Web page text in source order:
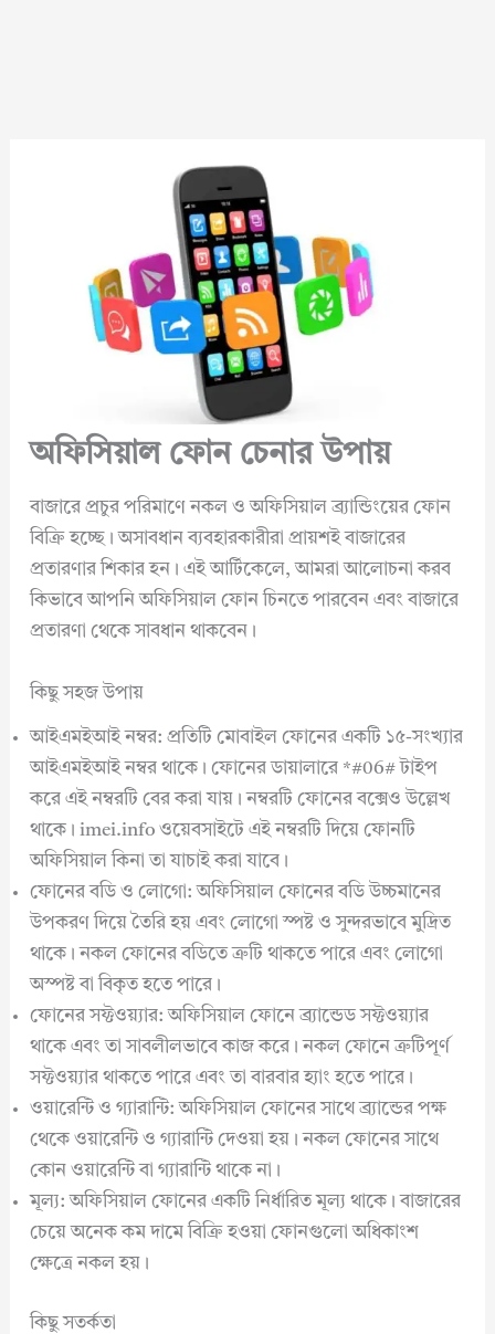
অফিসিয়াল ফোন চেনার উপায়
বাজারে প্রচুর পরিমাণে নকল ও অফিসিয়াল ব্র্যান্ডিংয়ের ফোন
বিক্রি হচ্ছে। অসাবধান ব্যবহারকারীরা প্রায়শই বাজারের
প্রতারণার শিকার হন। এই আর্টিকেলে, আমরা আলোচনা করব
কিভাবে আপনি অফিসিয়াল ফোন চিনতে পারবেন এবং বাজারে
প্রতারণা থেকে সাবধান থাকবেন।
কিছু সহজ উপায়
আইএমইআই নম্বর: প্রতিটি মোবাইল ফোনের একটি ১৫-সংখ্যার
আইএমইআই নম্বর থাকে। ফোনের ডায়ালারে *#06# টাইপ
করে এই নম্বরটি বের করা যায়। নম্বরটি ফোনের বক্সেও উল্লেখ
থাকে। imei.info ওয়েবসাইটে এই নম্বরটি দিয়ে ফোনটি
অফিসিয়াল কিনা তা যাচাই করা যাবে।
ফোনের বডি ও লোগো: অফিসিয়াল ফোনের বডি উচ্চমানের
উপকরণ দিয়ে তৈরি হয় এবং লোগো স্পষ্ট ও সুন্দরভাবে মুদ্রিত
থাকে। নকল ফোনের বডিতে ত্রুটি থাকতে পারে এবং লোগো
অস্পষ্ট বা বিকৃত হতে পারে।
ফোনের সফ্টওয়্যার: অফিসিয়াল ফোনে ব্র্যান্ডেড সফ্টওয়্যার
থাকে এবং তা সাবলীলভাবে কাজ করে। নকল ফোনে ত্রুটিপূর্ণ
সফ্টওয়্যার থাকতে পারে এবং তা বারবার হ্যাং হতে পারে।
ওয়ারেন্টি ও গ্যারান্টি: অফিসিয়াল ফোনের সাথে ব্র্যান্ডের পক্ষ
থেকে ওয়ারেন্টি ও গ্যারান্টি দেওয়া হয়। নকল ফোনের সাথে
কোন ওয়ারেন্টি বা গ্যারান্টি থাকে না।
মূল্য: অফিসিয়াল ফোনের একটি নির্ধারিত মূল্য থাকে। বাজারের
চেয়ে অনেক কম দামে বিক্রি হওয়া ফোনগুলো অধিকাংশ
ক্ষেত্রে নকল হয়।
কিছু সতর্কতা